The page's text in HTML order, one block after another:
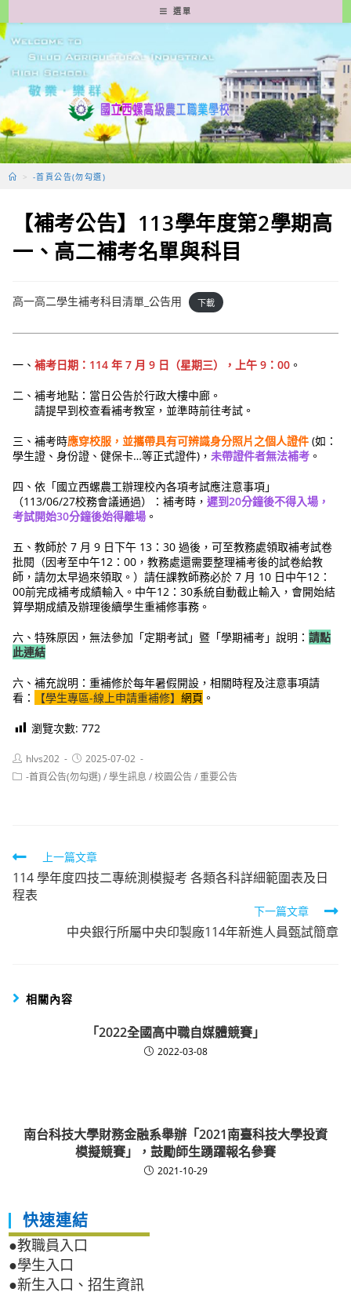
轉
至
要
容
選單
> -首頁公告(勿勾選)
【補考公告】113學年度第2學期高
一、高二補考名單與科目
高一高二學生補考科目清單_公告用 下載
一、補考日期：114 年 7 月 9 日（星期三），上午 9：00 。
二、補考地點：當日公告於行政大樓中廊。
請提早到校查看補考教室，並準時前往考試。
三、補考時應穿校服，並攜帶具有可辨識身分照片之個人證件 (如：
學生證、身份證、健保卡…等正式證件)，未帶證件者無法補考 。
四、依「國立西螺農工辦理校內各項考試應注意事項」
（113/06/27校務會議通過）：補考時，遲到20分鐘後不得入場，
考試開始30分鐘後始得離場 。
五、教師於 7 月 9 日下午 13：30 過後，可至教務處領取補考試卷
批閱（因考至中午12：00，教務處還需要整理補考後的試卷給教
師，請勿太早過來領取。）請任課教師務必於 7 月 10 日中午12：
00前完成補考成績輸入。中午12：30系統自動截止輸入，會開始結
算學期成績及辦理後續學生重補修事務。
六、特殊原因，無法參加「定期考試」暨「學期補考」說明：請點
此連結
六、補充說明：重補修於每年暑假開設，相關時程及注意事項請
看：
【學生專區-線上申請重補修】網頁 。
瀏覽次數: 772
Post
author:
hlvs202
Post
published:
2025-07-02
Post-首頁公告(勿勾選) /學生訊息 /校園公告/重要公告
Read
more
articles
上一篇文章
114 學年度四技二專統測模擬考 各類各科詳細範圍表及日
程表
下一篇文章
中央銀行所屬中央印製廠114年新進人員甄試簡章
相關內容
「2022全國高中職自媒體競賽」
2022-03-08
南台科技大學財務金融系舉辦「2021南臺科技大學投資
模擬競賽」，鼓勵師生踴躍報名參賽
2021-10-29
快速連結
●教職員入口
●學生入口
●新生入口、招生資訊